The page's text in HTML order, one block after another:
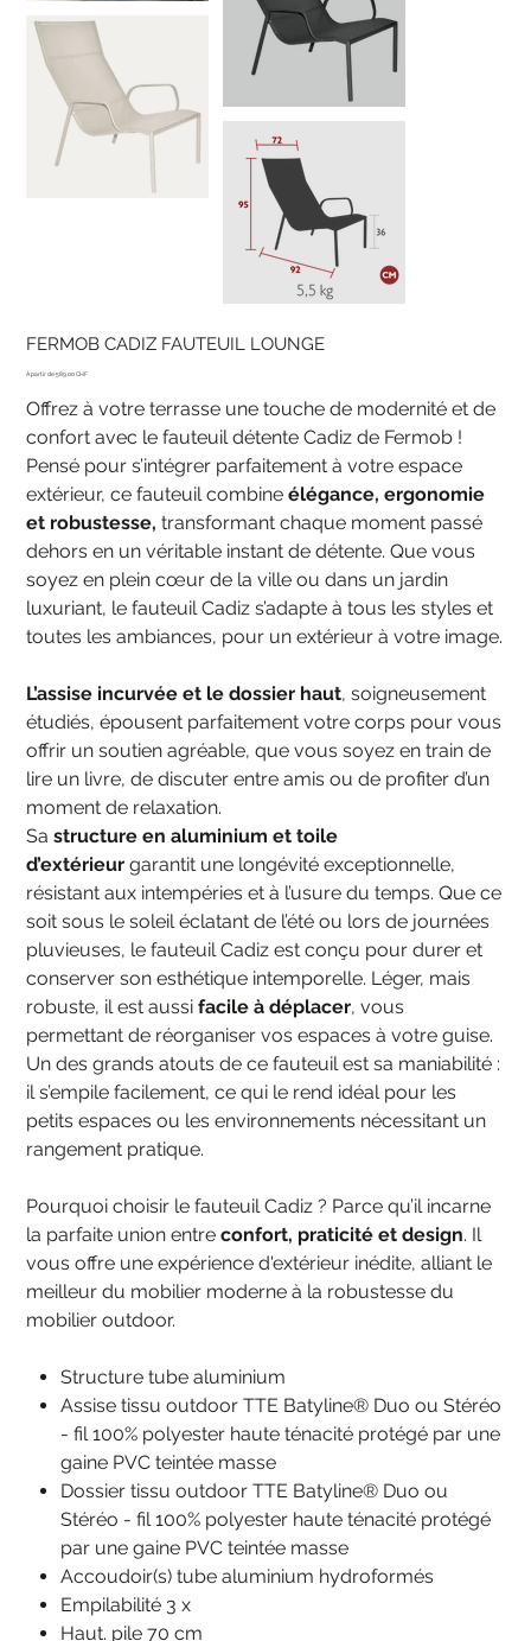
FERMOB CADIZ FAUTEUIL LOUNGE
Prix 589.00 CHF
Offrez à votre terrasse une touche de modernité et de
confort avec le fauteuil détente Cadiz de Fermob !
Pensé pour s’intégrer parfaitement à votre espace
extérieur, ce fauteuil combineélégance, ergonomie
et robustesse, transformant chaque moment passé
dehors en un véritable instant de détente. Que vous
soyez en plein cœur de la ville ou dans un jardin
luxuriant, le fauteuil Cadiz s’adapte à tous les styles et
toutes les ambiances, pour un extérieur à votre image.
L’assise incurvée et le dossier haut, soigneusement
étudiés, épousent parfaitement votre corps pour vous
offrir un soutien agréable, que vous soyez en train de
lire un livre, de discuter entre amis ou de profiter d’un
moment de relaxation.
Sastructure en aluminium et toile
d’extérieur garantit une longévité exceptionnelle,
résistant aux intempéries et à l’usure du temps. Que ce
soit sous le soleil éclatant de l’été ou lors de journées
pluvieuses, le fauteuil Cadiz est conçu pour durer et
conserver son esthétique intemporelle. Léger, mais
robuste, il est aussi facile à déplacer, vous
permettant de réorganiser vos espaces à votre guise.
Un des grands atouts de ce fauteuil est sa maniabilité :
il s’empile facilement, ce qui le rend idéal pour les
petits espaces ou les environnements nécessitant un
rangement pratique.
Pourquoi choisir le fauteuil Cadiz ? Parce qu’il incarne
la parfaite union entreconfort, praticité et design. Il
vous offre une expérience d'extérieur inédite, alliant le
meilleur du mobilier moderne à la robustesse du
mobilier outdoor.
Structure tube aluminium
Assise tissu outdoor TTE Batyline® Duo ou Stéréo
- fil 100% polyester haute ténacité protégé par une
gaine PVC teintée masse
Dossier tissu outdoor TTE Batyline® Duo ou
Stéréo - fil 100% polyester haute ténacité protégé
par une gaine PVC teintée masse
Accoudoir(s) tube aluminium hydroformés
Empilabilité 3 x
Haut. pile 70 cm